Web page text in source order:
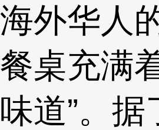
海外华人
餐桌充满
味道”。据